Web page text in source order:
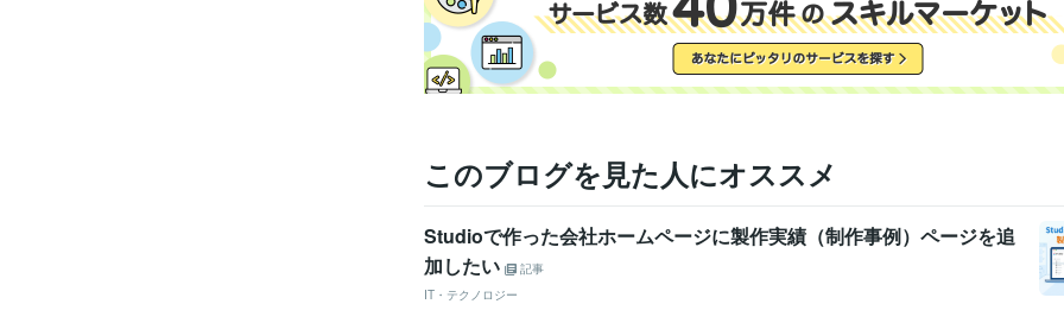
このブログを見た人にオススメ
Studioで作った会社ホームページに製作実績（制作事例）ページを追
加したい
記事
IT・テクノロジー